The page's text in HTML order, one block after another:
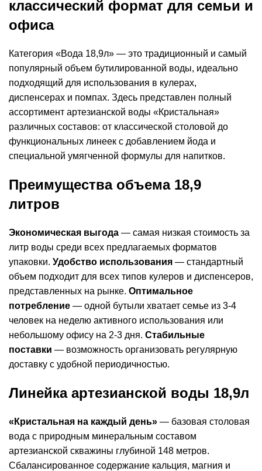
классический формат для семьи и
офиса
Категория «Вода 18,9л» — это традиционный и самый
популярный объем бутилированной воды, идеально
подходящий для использования в кулерах,
диспенсерах и помпах. Здесь представлен полный
ассортимент артезианской воды «Кристальная»
различных составов: от классической столовой до
функциональных линеек с добавлением йода и
специальной умягченной формулы для напитков.
Преимущества объема 18,9
литров
Экономическая выгода — самая низкая стоимость за
литр воды среди всех предлагаемых форматов
упаковки. Удобство использования — стандартный
объем подходит для всех типов кулеров и диспенсеров,
представленных на рынке. Оптимальное
потребление — одной бутыли хватает семье из 3-4
человек на неделю активного использования или
небольшому офису на 2-3 дня. Стабильные
поставки — возможность организовать регулярную
доставку с удобной периодичностью.
Линейка артезианской воды 18,9л
«Кристальная на каждый день» — базовая столовая
вода с природным минеральным составом
артезианской скважины глубиной 148 метров.
Сбалансированное содержание кальция, магния и